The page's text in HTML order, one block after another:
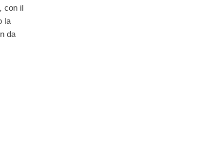
con il
la
da